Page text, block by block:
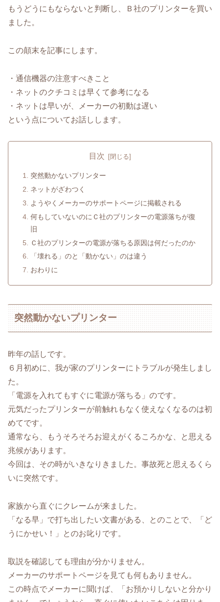
もうどうにもならないと判断し、Ｂ社のプリンターを買い
ました。
この顛末を記事にします。
・通信機器の注意すべきこと
・ネットのクチコミは早くて参考になる
・ネットは早いが、メーカーの初動は遅い
という点についてお話しします。
目次
突然動かないプリンター
ネットがざわつく
ようやくメーカーのサポートページに掲載される
何もしていないのにＣ社のプリンターの電源落ちが復
旧
Ｃ社のプリンターの電源が落ちる原因は何だったのか
「壊れる」のと「動かない」のは違う
おわりに
突然動かないプリンター
昨年の話しです。
６月初めに、我が家のプリンターにトラブルが発生しまし
た。
「電源を入れてもすぐに電源が落ちる」のです。
元気だったプリンターが前触れもなく使えなくなるのは初
めてです。
通常なら、もうそろそろお迎えがくるころかな、と思える
兆候があります。
今回は、その時がいきなりきました。事故死と思えるくら
いに突然です。
家族から直ぐにクレームが来ました。
「なる早」で打ち出したい文書がある、とのことで、「ど
うにかせい！」とのお叱りです。
取説を確認しても理由が分かりません。
メーカーのサポートページを見ても何もありません。
この時点でメーカーに聞けば、「お預かりしないと分かり